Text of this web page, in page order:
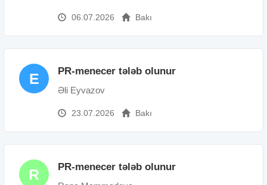
06.07.2026 Bakı
E PR-menecer tələb olunur
Əli Eyvazov
23.07.2026 Bakı
R PR-menecer tələb olunur